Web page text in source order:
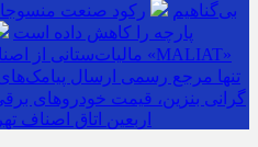
بی‌گناهیم
رکود صنعت
پارچه را کاهش داده است
مالیات‌ستانی از
تنها مرجع رسمی ارسال
گرانی بنزین، قیمت خودروهای برقی
اربعین اتاق اصناف